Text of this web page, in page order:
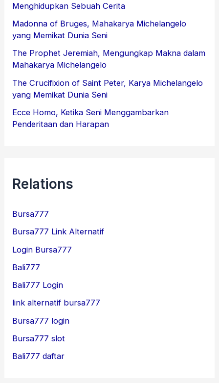
Menghidupkan Sebuah Cerita
Madonna of Bruges, Mahakarya Michelangelo
yang Memikat Dunia Seni
The Prophet Jeremiah, Mengungkap Makna dalam
Mahakarya Michelangelo
The Crucifixion of Saint Peter, Karya Michelangelo
yang Memikat Dunia Seni
Ecce Homo, Ketika Seni Menggambarkan
Penderitaan dan Harapan
Relations
Bursa777
Bursa777 Link Alternatif
Login Bursa777
Bali777
Bali777 Login
link alternatif bursa777
Bursa777 login
Bursa777 slot
Bali777 daftar